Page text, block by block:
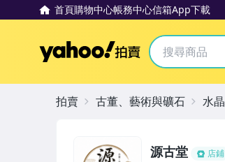
首頁購物中心帳務中心信箱App下載
Yahoo拍賣
源古堂 店鋪
拍賣 古董、藝術與礦石 水晶